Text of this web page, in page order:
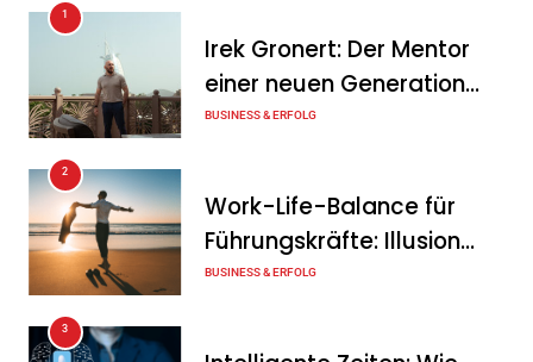
1
Irek Gronert: Der Mentor
einer neuen Generation
von Unternehmern
BUSINESS & ERFOLG
2
Work-Life-Balance für
Führungskräfte: Illusion
oder echte Chance?
BUSINESS & ERFOLG
3